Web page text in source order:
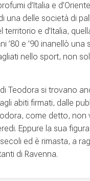
d’Italia e
una delle società di
e d’Italia,
’80 e ’90 inanellò una
nello sport, non
di Teodora si trovano
abiti firmati, dalle
come detto, non
Eppure la sua
ed è rimasta, a
di Ravenna.